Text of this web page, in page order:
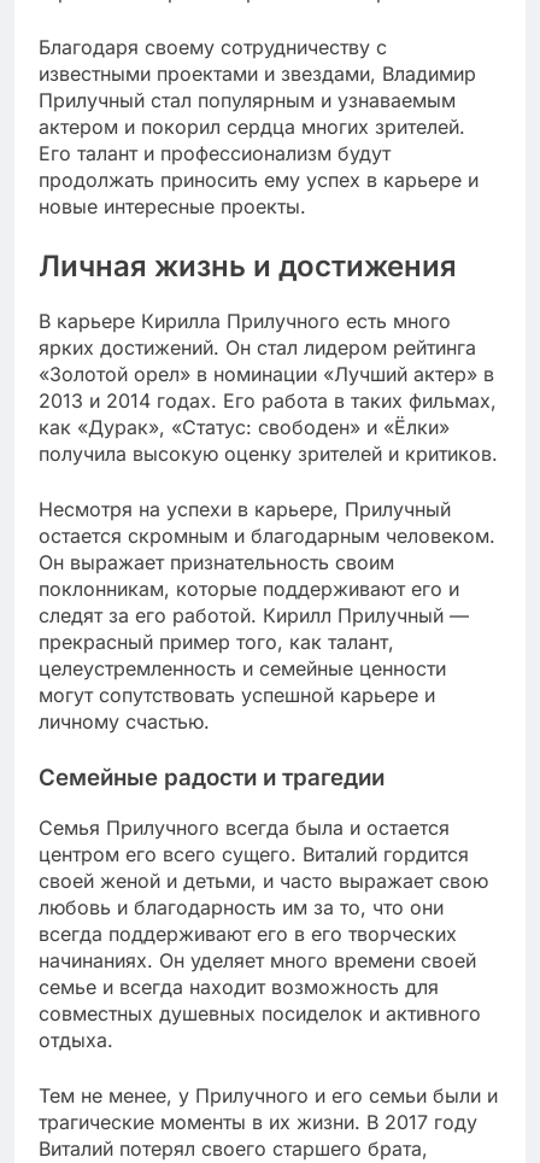
Благодаря своему сотрудничеству с
известными проектами и звездами, Владимир
Прилучный стал популярным и узнаваемым
актером и покорил сердца многих зрителей.
Его талант и профессионализм будут
продолжать приносить ему успех в карьере и
новые интересные проекты.
Личная жизнь и достижения
В карьере Кирилла Прилучного есть много
ярких достижений. Он стал лидером рейтинга
«Золотой орел» в номинации «Лучший актер» в
2013 и 2014 годах. Его работа в таких фильмах,
как «Дурак», «Статус: свободен» и «Ёлки»
получила высокую оценку зрителей и критиков.
Несмотря на успехи в карьере, Прилучный
остается скромным и благодарным человеком.
Он выражает признательность своим
поклонникам, которые поддерживают его и
следят за его работой. Кирилл Прилучный —
прекрасный пример того, как талант,
целеустремленность и семейные ценности
могут сопутствовать успешной карьере и
личному счастью.
Семейные радости и трагедии
Семья Прилучного всегда была и остается
центром его всего сущего. Виталий гордится
своей женой и детьми, и часто выражает свою
любовь и благодарность им за то, что они
всегда поддерживают его в его творческих
начинаниях. Он уделяет много времени своей
семье и всегда находит возможность для
совместных душевных посиделок и активного
отдыха.
Тем не менее, у Прилучного и его семьи были и
трагические моменты в их жизни. В 2017 году
Виталий потерял своего старшего брата,